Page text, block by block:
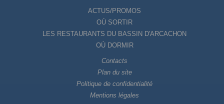
ACTUS/PROMOS
OÙ SORTIR
LES RESTAURANTS DU BASSIN D'ARCACHON
OÙ DORMIR
Contacts
Plan du site
Politique de confidentialité
Mentions légales